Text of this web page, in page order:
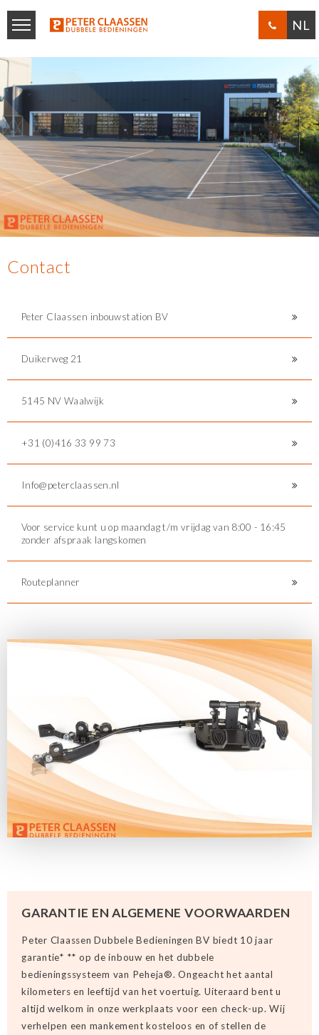
NL
Contact
Peter Claassen inbouwstation BV
Duikerweg 21
5145 NV Waalwijk
+31 (0)416 33 99 73
Info@peterclaassen.nl
Voor service kunt u op maandag t/m vrijdag van 8:00 - 16:45
zonder afspraak langskomen
Routeplanner
GARANTIE EN ALGEMENE VOORWAARDEN
Peter Claassen Dubbele Bedieningen BV biedt 10 jaar
garantie* ** op de inbouw en het dubbele
bedieningssysteem van Peheja®. Ongeacht het aantal
kilometers en leeftijd van het voertuig. Uiteraard bent u
altijd welkom in onze werkplaats voor een check-up. Wij
verhelpen een mankement kosteloos en of stellen de